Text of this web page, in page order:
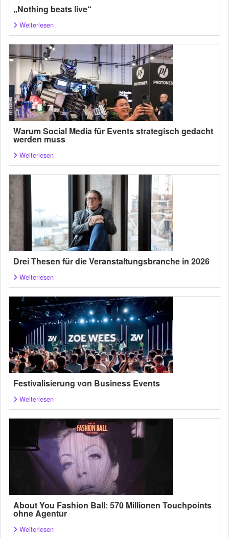
„Nothing beats live“
Weiterlesen
Warum Social Media für Events strategisch gedacht
werden muss
Weiterlesen
Drei Thesen für die Veranstaltungsbranche in 2026
Weiterlesen
Festivalisierung von Business Events
Weiterlesen
About You Fashion Ball: 570 Millionen Touchpoints
ohne Agentur
Weiterlesen